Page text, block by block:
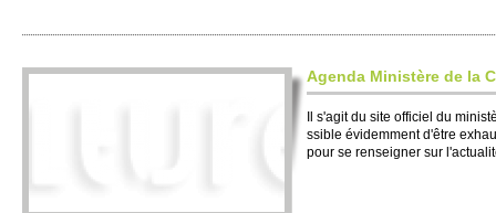
Agenda Ministère de la
Il s'agit du site offi­ciel du
ssible évide­mment d'être
pour se rense­igner sur